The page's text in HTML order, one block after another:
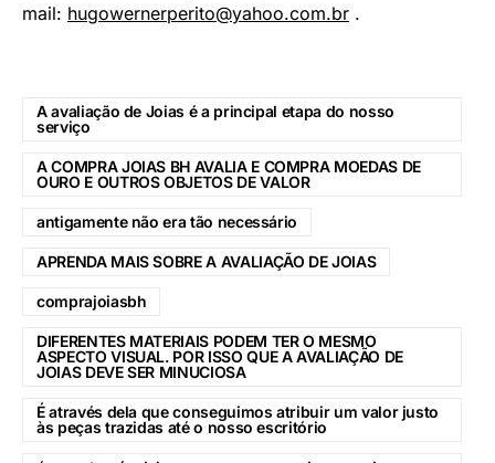
mail: hugowernerperito@yahoo.com.br .
A avaliação de Joias é a principal etapa do nosso
serviço
A COMPRA JOIAS BH AVALIA E COMPRA MOEDAS DE
OURO E OUTROS OBJETOS DE VALOR
antigamente não era tão necessário
APRENDA MAIS SOBRE A AVALIAÇÃO DE JOIAS
comprajoiasbh
DIFERENTES MATERIAIS PODEM TER O MESMO
ASPECTO VISUAL. POR ISSO QUE A AVALIAÇÃO DE
JOIAS DEVE SER MINUCIOSA
É através dela que conseguimos atribuir um valor justo
às peças trazidas até o nosso escritório